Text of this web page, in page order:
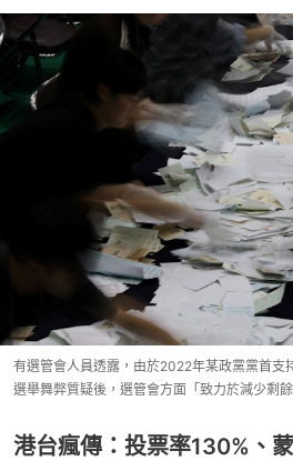
有選管會人員透露，由於2022年某政黨黨首支
選舉舞弊質疑後，選管會方面「致力於減少剩
港台瘋傳：投票率130%、